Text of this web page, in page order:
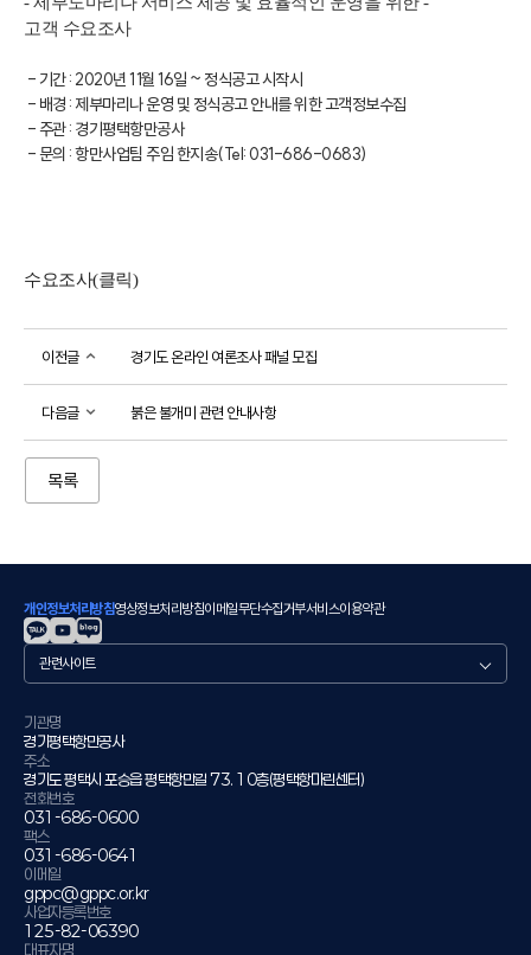
고객 수요조사
- 기간 : 2020년 11월 16일 ~ 정식공고 시작시
- 배경 : 제부마리나 운영 및 정식공고 안내를 위한 고객정보수집
- 주관 : 경기평택항만공사
- 문의 : 항만사업팀 주임 한지송(Tel: 031-686-0683)
수요조사(클릭)
이전글 경기도 온라인 여론조사 패널 모집
다음글 붉은 불개미 관련 안내사항
목록
개인정보처리방침영상정보처리방침이메일무단수집거부서비스이용약관
관
련
이
트
기관명
경기평택항만공사
주소
경기도 평택시 포승읍 평택항만길 73. 10층(평택항마린센터)
전화번호
031-686-0600
팩스
031-686-0641
이메일
gppc@gppc.or.kr
사업자등록번호
125-82-06390
대표자명